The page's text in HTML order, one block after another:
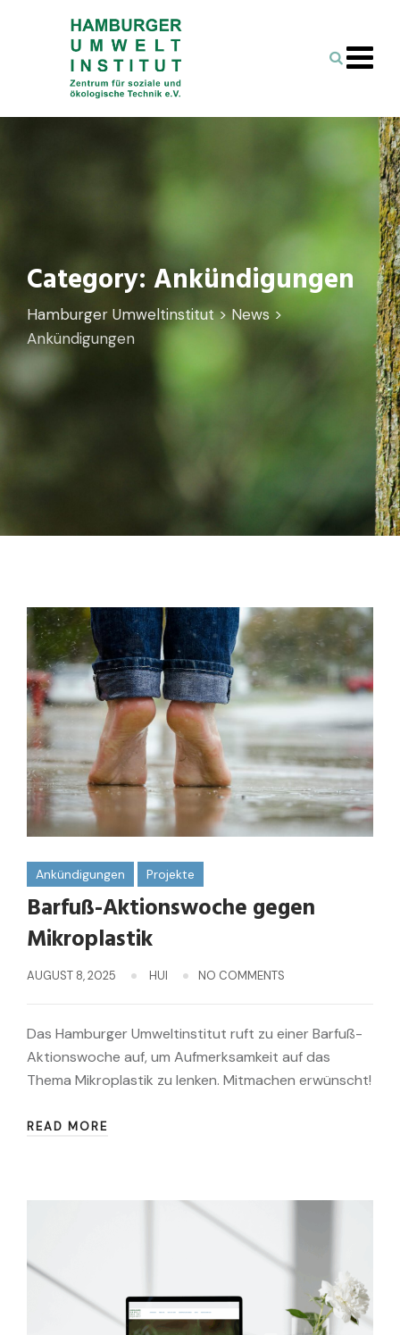
Category: Ankündigungen
Hamburger Umweltinstitut>News >
Ankündigungen
Ankündigungen Projekte
Barfuß-Aktionswoche gegen
Mikroplastik
AUGUST 8, 2025 HUI NO COMMENTS
Das Hamburger Umweltinstitut ruft zu einer Barfuß-
Aktionswoche auf, um Aufmerksamkeit auf das
Thema Mikroplastik zu lenken. Mitmachen erwünscht!
READ MORE